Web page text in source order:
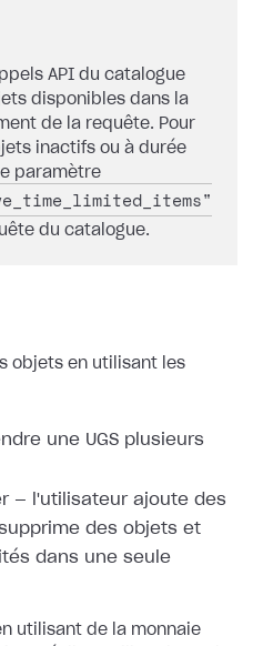
API du catalogue
disponibles dans la
de la requête. Pour
inactifs ou à durée
paramètre
du catalogue.
objets en utilisant les
une UGS plusieurs
— l'utilisateur ajoute des
des objets et
dans une seule
utilisant de la monnaie